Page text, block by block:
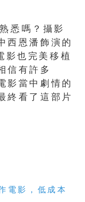
悉嗎？攝影
西恩潘飾演的
影也完美移植
信有許多
影當中劇情的
終看了這部片
電影，低成本